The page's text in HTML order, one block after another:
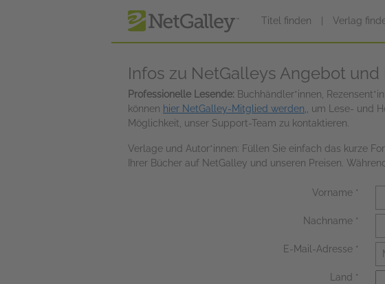
Titel finden Verlag
Infos zu NetGalleys Angebot
Professionelle Lesende: Buchhändler*innen,
können hier NetGalley-Mitglied werden, , um Lese- und
Möglichkeit, unser Support-Team zu kontaktieren.
Verlage und Autor*innen: Füllen Sie einfach das kurze
Ihrer Bücher auf NetGalley und unseren Preisen.
Vorname
Nachname
E-Mail-Adresse
Land